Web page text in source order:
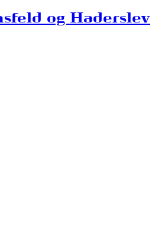
og Haderslev